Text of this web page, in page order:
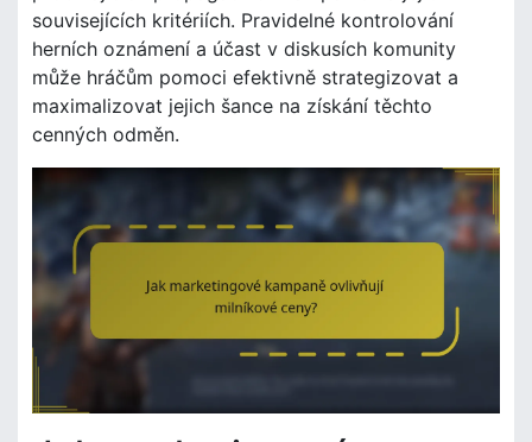
souvisejících kritériích. Pravidelné kontrolování
herních oznámení a účast v diskusích komunity
může hráčům pomoci efektivně strategizovat a
maximalizovat jejich šance na získání těchto
cenných odměn.